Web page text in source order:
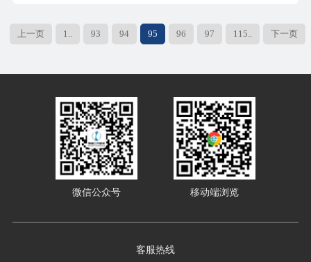
上一页 1.. 93 94 95 96 97 115.. 下一页
客服热线
微信公众号 移动端浏览